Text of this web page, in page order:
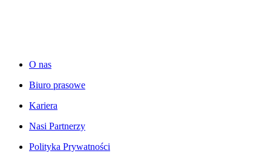
O nas
Biuro prasowe
Kariera
Nasi Partnerzy
Polityka Prywatności